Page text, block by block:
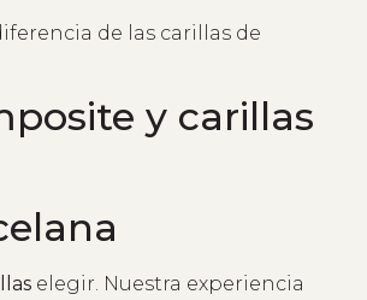
elegir. Nuestra experiencia